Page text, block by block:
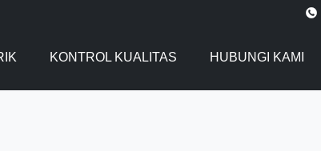
KONTROL KUALITAS HUBUNGI KAMI